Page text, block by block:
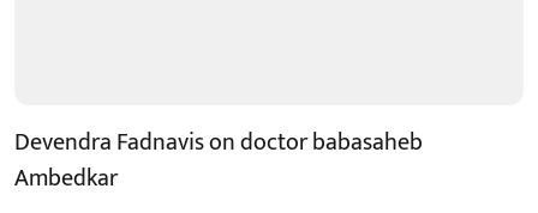
Devendra Fadnavis on doctor babasaheb
Ambedkar